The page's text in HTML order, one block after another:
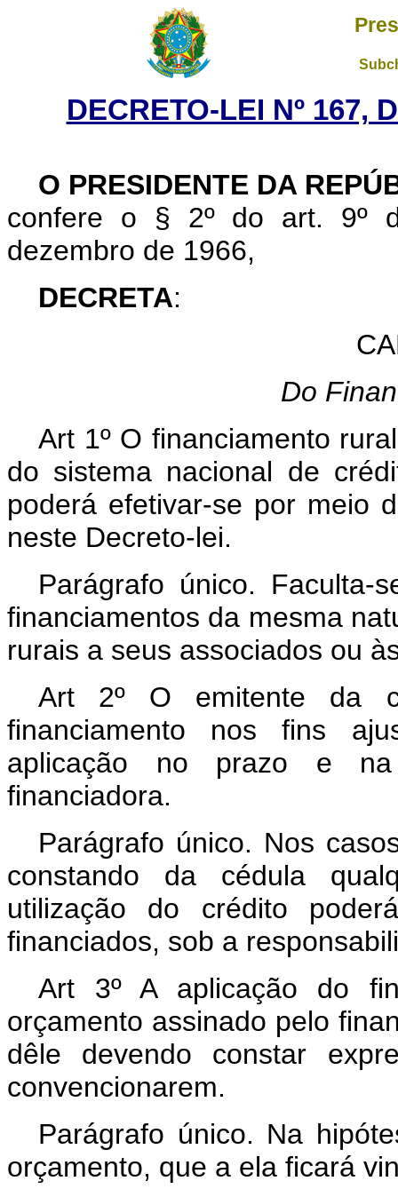
DECRETO-LEI Nº 167,
O PRESIDENTE DA
confere o § 2º do art. 9º
dezembro de 1966,
DECRETA:
Do
Art 1º O financiamento
do sistema nacional de
poderá efetivar-se por meio
neste Decreto-lei.
Parágrafo único.
financiamentos da mesma
rurais a seus associados ou
Art 2º O emitente da
financiamento nos fins
aplicação no prazo e na
financiadora.
Parágrafo único. Nos
constando da cédula
utilização do crédito
financiados, sob a
Art 3º A aplicação do
orçamento assinado pelo
dêle devendo constar
convencionarem.
Parágrafo único. Na
orçamento, que a ela ficará